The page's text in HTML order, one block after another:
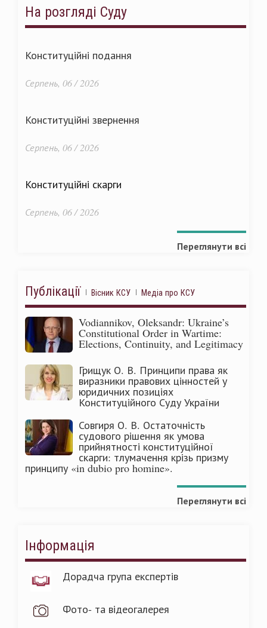
На розгляді Суду
Конституційні подання
Серпень, 06 / 2026
Конституційні звернення
Серпень, 06 / 2026
Конституційні скарги
Серпень, 06 / 2026
Переглянути всі
Публікації Вісник КСУ Медіа про КСУ
Vodiannikov, Oleksandr: Ukraine’s
Constitutional Order in Wartime:
Elections, Continuity, and Legitimacy
Грищук О. В. Принципи права як
виразники правових цінностей у
юридичних позиціях
Конституційного Суду України
Совгиря О. В. Остаточність
судового рішення як умова
прийнятності конституційної
скарги: тлумачення крізь призму
принципу «in dubio pro homine».
Переглянути всі
Інформація
Дорадча група експертів
Фото- та відеогалерея